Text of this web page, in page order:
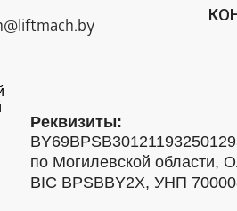
Реквизиты:
по Могилевской области,
BIC BPSBBY2X, УНП